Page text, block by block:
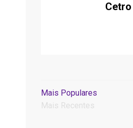
Cetro
Mais Populares
Mais Recentes